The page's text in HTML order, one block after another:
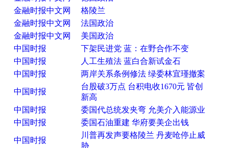
金融时报中文网
格陵兰
金融时报中文网
法国政治
金融时报中文网
美国政治
中国时报
下架民进党 蓝：在野合作不变
中国时报
人工生殖法 蓝白合新试金石
中国时报
两岸关系条例修法 绿委林宜瑾撤案
中国时报
台股破3万点 台积电收1670元 皆创
新高
中国时报
委国代总统发夹弯 允美介入能源业
中国时报
委国石油重建 华府要美企出钱
中国时报
川普再发声要格陵兰 丹麦呛停止威
胁